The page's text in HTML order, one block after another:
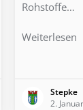
Rohstoffe…
Weiterlesen
Stepke
2.